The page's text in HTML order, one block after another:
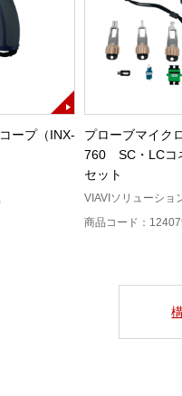
ープ（INX-
プローブマイク
760 SC・LCコ
セット
VIAVIソリューショ
商品コード：